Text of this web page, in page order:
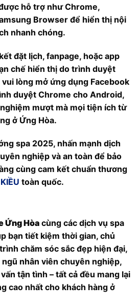
hỗ trợ như Chrome,
Browser để hiển thị nội
nhanh chóng.
đặt lịch, fanpage, hoặc app
chế hiển thị do trình duyệt
lòng mở ứng dụng Facebook
duyệt Chrome cho Android,
mượt mà mọi tiện ích từ
ở Ứng Hòa.
spa 2025, nhấn mạnh dịch
nghiệp và an toàn để bảo
cùng cam kết chuẩn thương
toàn quốc.
Ứng Hòa cùng các dịch vụ spa
bạn tiết kiệm thời gian, chủ
chăm sóc sắc đẹp hiện đại,
nhân viên chuyên nghiệp,
tận tình – tất cả đều mang lại
cao nhất cho khách hàng ở